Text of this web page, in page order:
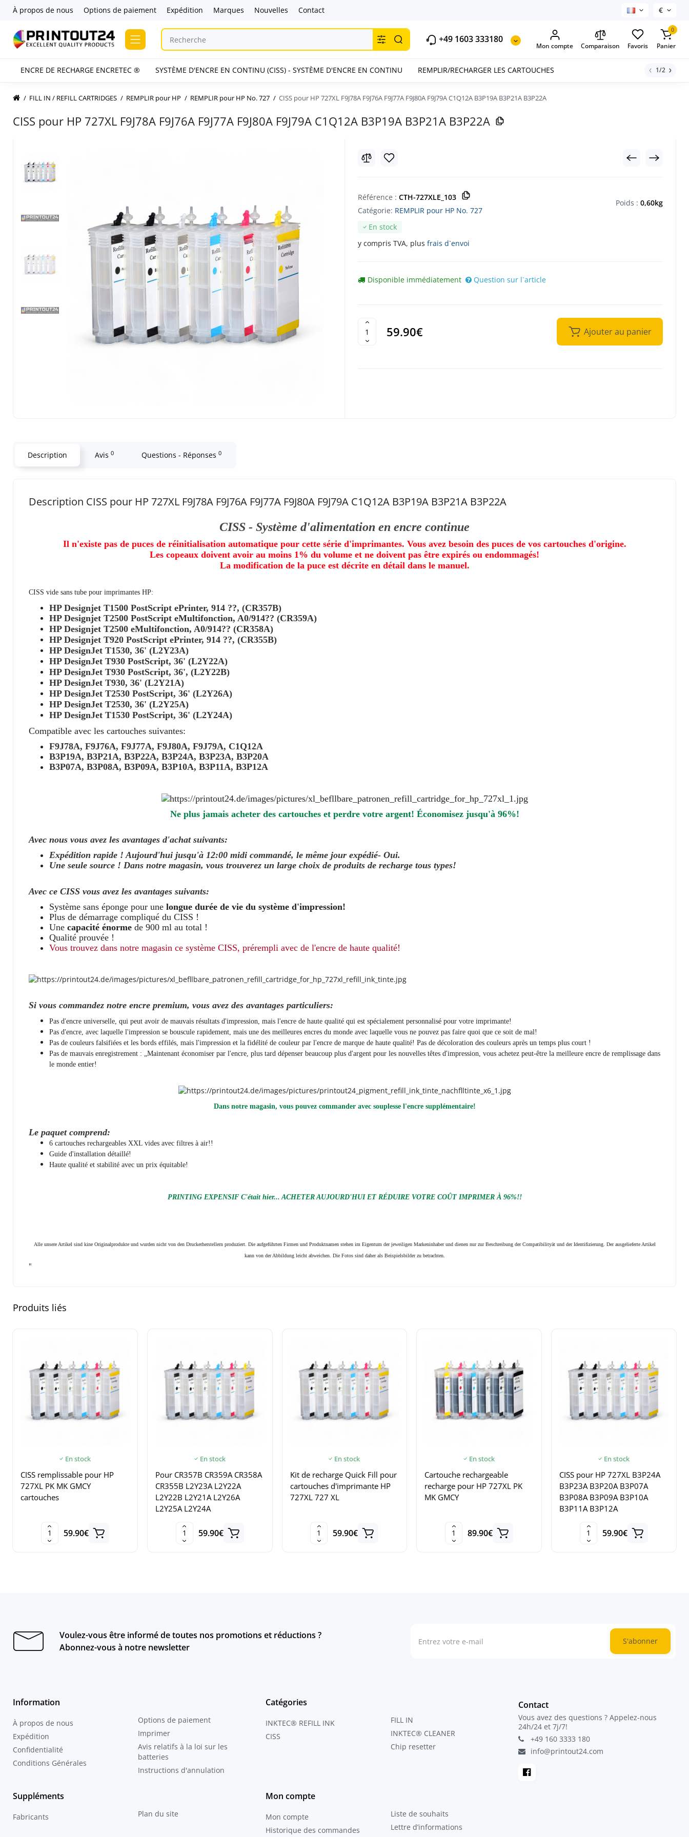
À propos de nous Options de paiement Expédition Marques Nouvelles Contact €
+49 1603 333180
Mon compte Comparaison Favoris
0
Panier
ENCRE DE RECHARGE ENCRETEC ® SYSTÈME D'ENCRE EN CONTINU (CISS) - SYSTÈME D'ENCRE EN CONTINU REMPLIR/RECHARGER LES CARTOUCHES 1/2
FILL IN / REFILL CARTRIDGES REMPLIR pour HP REMPLIR pour HP No. 727 CISS pour HP 727XL F9J78A F9J76A F9J77A F9J80A F9J79A C1Q12A B3P19A B3P21A B3P22A
CISS pour HP 727XL F9J78A F9J76A F9J77A F9J80A F9J79A C1Q12A B3P19A B3P21A B3P22A
Référence : CTH-727XLE_103
Catégorie: REMPLIR pour HP No. 727
En stock
y compris TVA, plus frais d`envoi
Poids : 0,60kg
Disponible immédiatement Question sur l`article
59.90€ Ajouter au panier
Description Avis 0 Questions - Réponses 0
Description CISS pour HP 727XL F9J78A F9J76A F9J77A F9J80A F9J79A C1Q12A B3P19A B3P21A B3P22A
CISS - Système d'alimentation en encre continue
Il n'existe pas de puces de réinitialisation automatique pour cette série d'imprimantes. Vous avez besoin des puces de vos cartouches d'origine.
Les copeaux doivent avoir au moins 1% du volume et ne doivent pas être expirés ou endommagés!
La modification de la puce est décrite en détail dans le manuel.
CISS vide sans tube pour imprimantes HP:
HP Designjet T1500 PostScript ePrinter, 914 ??, (CR357B)
HP Designjet T2500 PostScript eMultifonction, A0/914?? (CR359A)
HP Designjet T2500 eMultifonction, A0/914?? (CR358A)
HP Designjet T920 PostScript ePrinter, 914 ??, (CR355B)
HP DesignJet T1530, 36' (L2Y23A)
HP DesignJet T930 PostScript, 36' (L2Y22A)
HP DesignJet T930 PostScript, 36', (L2Y22B)
HP DesignJet T930, 36' (L2Y21A)
HP DesignJet T2530 PostScript, 36' (L2Y26A)
HP DesignJet T2530, 36' (L2Y25A)
HP DesignJet T1530 PostScript, 36' (L2Y24A)
Compatible avec les cartouches suivantes:
F9J78A, F9J76A, F9J77A, F9J80A, F9J79A, C1Q12A
B3P19A, B3P21A, B3P22A, B3P24A, B3P23A, B3P20A
B3P07A, B3P08A, B3P09A, B3P10A, B3P11A, B3P12A
Ne plus jamais acheter des cartouches et perdre votre argent! Économisez jusqu'à 96%!
Avec nous vous avez les avantages d'achat suivants:
Expédition rapide ! Aujourd'hui jusqu'à 12:00 midi commandé, le même jour expédié- Oui.
Une seule source ! Dans notre magasin, vous trouverez un large choix de produits de recharge tous types!
Avec ce CISS vous avez les avantages suivants:
Système sans éponge pour une longue durée de vie du système d'impression!
Plus de démarrage compliqué du CISS !
Une capacité énorme de 900 ml au total !
Qualité prouvée !
Vous trouvez dans notre magasin ce système CISS, prérempli avec de l'encre de haute qualité!
Si vous commandez notre encre premium, vous avez des avantages particuliers:
Pas d'encre universelle, qui peut avoir de mauvais résultats d'impression, mais l'encre de haute qualité qui est spécialement personnalisé pour votre imprimante!
Pas d'encre, avec laquelle l'impression se bouscule rapidement, mais une des meilleures encres du monde avec laquelle vous ne pouvez pas faire quoi que ce soit de mal!
Pas de couleurs falsifiées et les bords effilés, mais l'impression et la fidélité de couleur par l'encre de marque de haute qualité! Pas de décoloration des couleurs après un temps plus court !
Pas de mauvais enregistrement : „Maintenant économiser par l'encre, plus tard dépenser beaucoup plus d'argent pour les nouvelles têtes d'impression, vous achetez peut-être la meilleure encre de remplissage dans
le monde entier!
Dans notre magasin, vous pouvez commander avec souplesse l'encre supplémentaire!
Le paquet comprend:
6 cartouches rechargeables XXL vides avec filtres à air!!
Guide d'installation détaillé!
Haute qualité et stabilité avec un prix équitable!
PRINTING EXPENSIF C'était hier... ACHETER AUJOURD'HUI ET RÉDUIRE VOTRE COÛT IMPRIMER À 96%!!
Alle unsere Artikel sind kine Originalprodukte und wurden nicht von den Druckerherstellern produziert. Die aufgeführten Firmen und Produktnamen stehen im Eigentum der jeweiligen Markeninhaber und dienen nur zur Beschreibung der Compatibilityät und der Identifizierung. Der ausgelieferte Artikel
kann von der Abbildung leicht abweichen. Die Fotos sind daher als Beispielsbilder zu betrachten.
"
Produits liés
En stock
CISS remplissable pour HP
727XL PK MK GMCY
cartouches
59.90€
En stock
Pour CR357B CR359A CR358A
CR355B L2Y23A L2Y22A
L2Y22B L2Y21A L2Y26A
L2Y25A L2Y24A
59.90€
En stock
Kit de recharge Quick Fill pour
cartouches d'imprimante HP
727XL 727 XL
59.90€
En stock
Cartouche rechargeable
recharge pour HP 727XL PK
MK GMCY
89.90€
En stock
CISS pour HP 727XL B3P24A
B3P23A B3P20A B3P07A
B3P08A B3P09A B3P10A
B3P11A B3P12A
59.90€
Voulez-vous être informé de toutes nos promotions et réductions ?
Abonnez-vous à notre newsletter
S'abonner
Information
À propos de nous
Expédition
Confidentialité
Conditions Générales
Options de paiement
Imprimer
Avis relatifs à la loi sur les
batteries
Instructions d'annulation
Catégories
INKTEC® REFILL INK
CISS
FILL IN
INKTEC® CLEANER
Chip resetter
Suppléments
Fabricants Plan du site
Mon compte
Mon compte
Historique des commandes
Liste de souhaits
Lettre d’informations
Contact
Vous avez des questions ? Appelez-nous
24h/24 et 7j/7!
+49 160 3333 180
info@printout24.com